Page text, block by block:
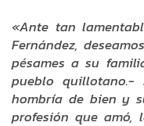
«Ante tan
Fernández,
pésames a su
pueblo quillotano.-
hombría de bien y
profesión que amó,